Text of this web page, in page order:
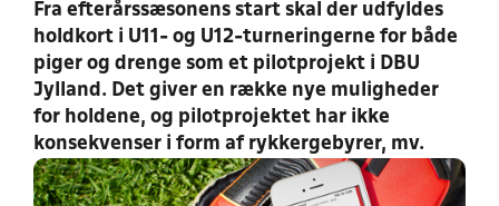
Fra efterårssæsonens start skal der udfyldes
holdkort i U11- og U12-turneringerne for både
piger og drenge som et pilotprojekt i DBU
Jylland. Det giver en række nye muligheder
for holdene, og pilotprojektet har ikke
konsekvenser i form af rykkergebyrer, mv.